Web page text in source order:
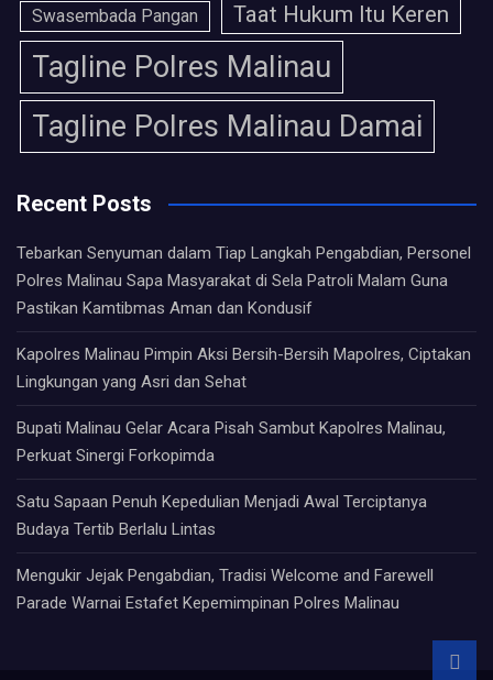
Swasembada Pangan Taat Hukum Itu Keren
Tagline Polres Malinau
Tagline Polres Malinau Damai
Recent Posts
Tebarkan Senyuman dalam Tiap Langkah Pengabdian, Personel
Polres Malinau Sapa Masyarakat di Sela Patroli Malam Guna
Pastikan Kamtibmas Aman dan Kondusif
Kapolres Malinau Pimpin Aksi Bersih-Bersih Mapolres, Ciptakan
Lingkungan yang Asri dan Sehat
Bupati Malinau Gelar Acara Pisah Sambut Kapolres Malinau,
Perkuat Sinergi Forkopimda
Satu Sapaan Penuh Kepedulian Menjadi Awal Terciptanya
Budaya Tertib Berlalu Lintas
Mengukir Jejak Pengabdian, Tradisi Welcome and Farewell
Parade Warnai Estafet Kepemimpinan Polres Malinau